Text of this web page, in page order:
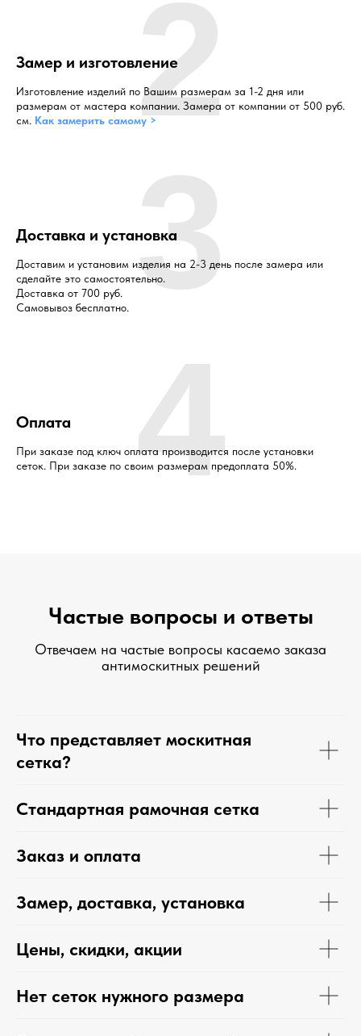
Замер и изготовление
Изготовление изделий по Вашим размерам за 1-2 дня или
размерам от мастера компании. Замера от компании от 500 руб.
см. Как замерить самому >2
Доставка и установка
Доставим и установим изделия на 2-3 день после замера или
сделайте это самостоятельно.
Доставка от 700 руб.
Самовывоз бесплатно. 3
Оплата
При заказе под ключ оплата производится после установки
сеток. При заказе по своим размерам предоплата 50%.
4
Частые вопросы и ответы
Отвечаем на частые вопросы касаемо заказа
антимоскитных решений
Что представляет москитная
сетка?
Стандартная рамочная сетка
Заказ и оплата
Замер, доставка, установка
Цены, скидки, акции
Нет сеток нужного размера